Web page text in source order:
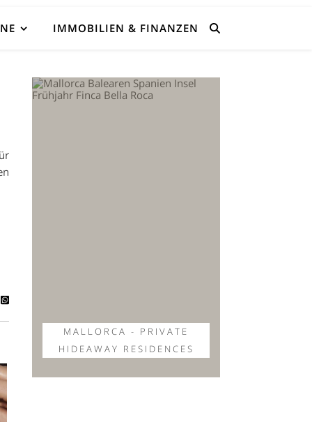
IMMOBILIEN & FINANZEN
MALLORCA - PRIVATE
HIDEAWAY RESIDENCES